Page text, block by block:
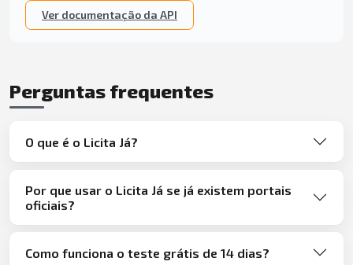
Ver documentação da API
Perguntas frequentes
O que é o Licita Já?
Por que usar o Licita Já se já existem portais
oficiais?
Como funciona o teste grátis de 14 dias?